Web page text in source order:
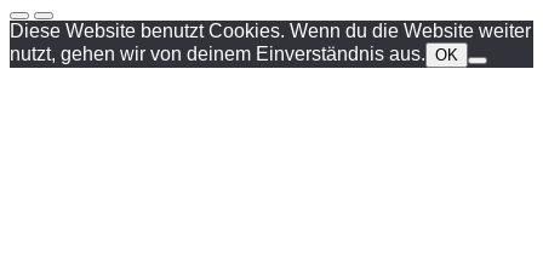
Diese Website benutzt Cookies. Wenn du die Website weiter
nutzt, gehen wir von deinem Einverständnis aus. OK